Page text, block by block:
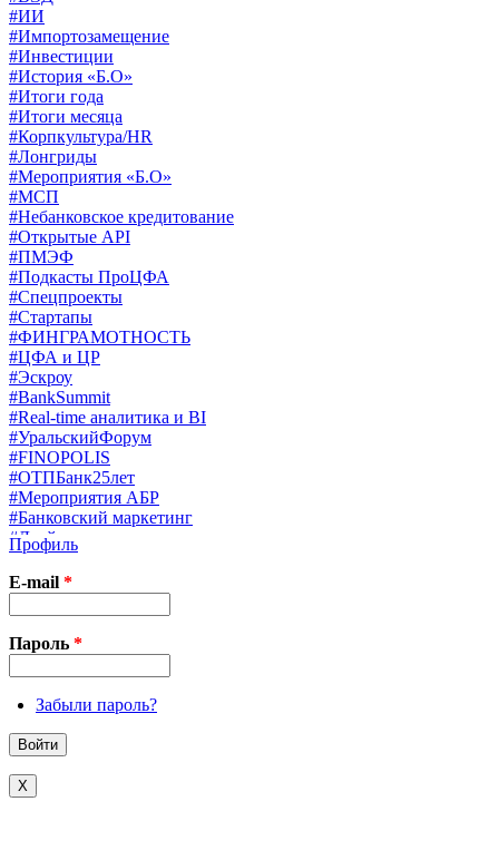
#ИИ
#Импортозамещение
#Инвестиции
#История «Б.О»
#Итоги года
#Итоги месяца
#Корпкультура/HR
#Лонгриды
#Мероприятия «Б.О»
#МСП
#Небанковское кредитование
#Открытые API
#ПМЭФ
#Подкасты ПроЦФА
#Спецпроекты
#Стартапы
#ФИНГРАМОТНОСТЬ
#ЦФА и ЦР
#Эскроу
#BankSummit
#Real-time аналитика и BI
#УральскийФорум
#FINOPOLIS
#ОТПБанк25лет
#Мероприятия АБР
#Банковский маркетинг
#Драйверы страхования
#Финконгресс ЦБ
#PB&WM
#UX/CX
#Экосистемы
X
Профиль
E-mail *
Пароль *
Забыли пароль?
X